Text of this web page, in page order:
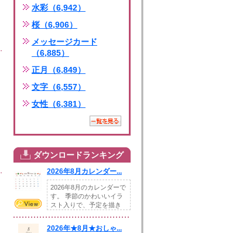
水彩（6,942）
桜（6,906）
メッセージカード
（6,885）
正月（6,849）
文字（6,557）
女性（6,381）
ダウンロードランキング
2026年8月カレンダー...
2026年8月のカレンダーで
す。 季節のかわいいイラ
スト入りで、予定を描き
2026年★8月★おしゃ...